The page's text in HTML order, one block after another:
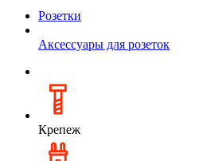
Розетки
Аксессуары для розеток
Крепеж